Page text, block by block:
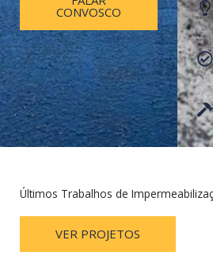
CONVOSCO
Últimos Trabalhos de
VER PROJETOS